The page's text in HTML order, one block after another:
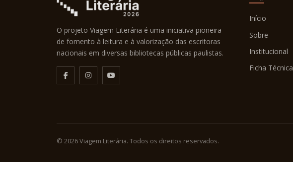
O projeto Viagem Literária é uma iniciativa pioneira
de fomento à leitura e à valorização das escritoras
nacionais em diversas bibliotecas públicas paulistas.
Início
Sobre
Institucional
Ficha Técnica
© 2026 Viagem Literária. Todos os direitos reservados.